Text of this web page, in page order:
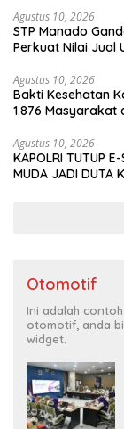
Agustus 10, 2026
‎STP Manado
Perkuat Nilai Jual
Agustus 10, 2026
Bakti Kesehatan
1.876 Masyarakat
Agustus 10, 2026
KAPOLRI TUTUP
MUDA JADI DUTA
Otomotif
Ini adalah
otomotif, anda
widget.